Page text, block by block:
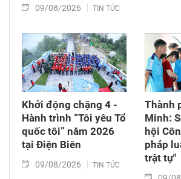
09/08/2026 TIN TỨC
Khởi động chặng 4 -
Hành trình “Tôi yêu Tổ
quốc tôi” năm 2026
tại Điện Biên
09/08/2026 TIN TỨC
Thành
Minh:
hội
pháp
trật tự"